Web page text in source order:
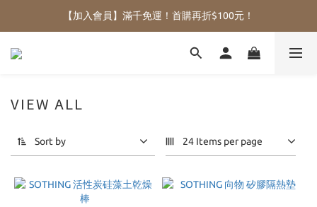
【加入會員】滿千免運！首購再折$100元！
VIEW ALL
Sort by 24 Items per page